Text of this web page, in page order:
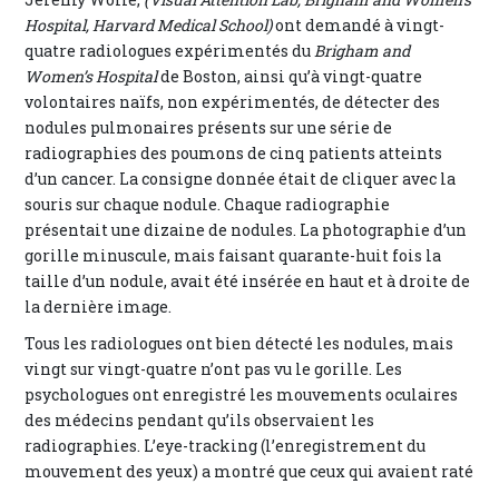
Hospital, Harvard Medical School)ont demandé à vingt-
quatre radiologues expérimentés du Brigham and
Women’s Hospitalde Boston, ainsi qu’à vingt-quatre
volontaires naïfs, non expérimentés, de détecter des
nodules pulmonaires présents sur une série de
radiographies des poumons de cinq patients atteints
d’un cancer. La consigne donnée était de cliquer avec la
souris sur chaque nodule. Chaque radiographie
présentait une dizaine de nodules. La photographie d’un
gorille minuscule, mais faisant quarante-huit fois la
taille d’un nodule, avait été insérée en haut et à droite de
la dernière image.
Tous les radiologues ont bien détecté les nodules, mais
vingt sur vingt-quatre n’ont pas vu le gorille. Les
psychologues ont enregistré les mouvements oculaires
des médecins pendant qu’ils observaient les
radiographies. L’eye-tracking (l’enregistrement du
mouvement des yeux) a montré que ceux qui avaient raté